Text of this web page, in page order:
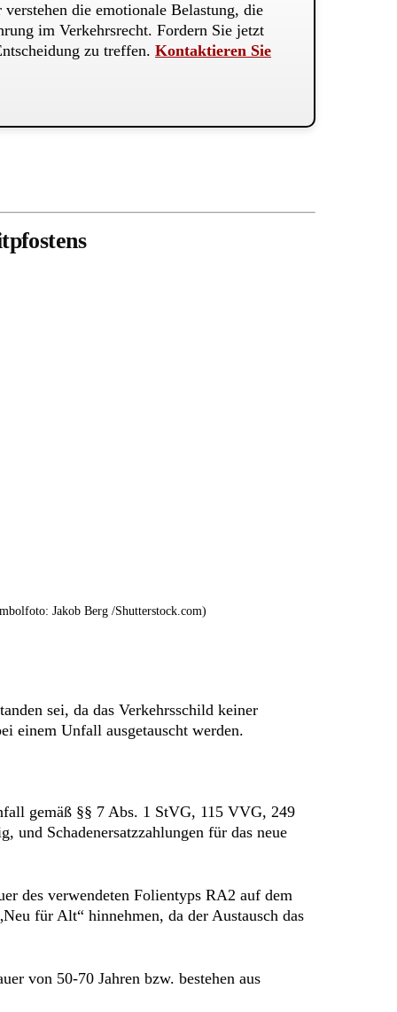
die emotionale Belastung, die
im Verkehrsrecht. Fordern Sie jetzt
zu treffen. Kontaktieren Sie
Jakob Berg /Shutterstock.com)
sei, da das Verkehrsschild keiner
einem Unfall ausgetauscht werden.
gemäß §§ 7 Abs. 1 StVG, 115 VVG, 249
Schadenersatzzahlungen für das neue
des verwendeten Folientyps RA2 auf dem
für Alt“ hinnehmen, da der Austausch das
von 50-70 Jahren bzw. bestehen aus